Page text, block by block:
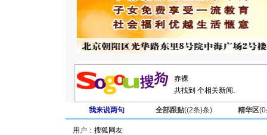
共找到 个相关新闻.
我来说两句 全部跟贴((2条)条) 精华区(0
用户：